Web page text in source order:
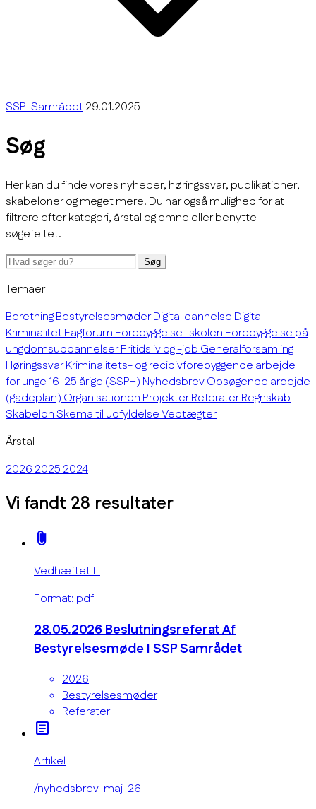
SSP-Samrådet29.01.2025
Søg
Her kan du finde vores nyheder, høringssvar, publikationer,
skabeloner og meget mere. Du har også mulighed for at
filtrere efter kategori, årstal og emne eller benytte
søgefeltet.
Søg
Temaer
BeretningBestyrelsesmøderDigital dannelseDigital
KriminalitetFagforumForebyggelse i skolenForebyggelse på
ungdomsuddannelserFritidsliv og -jobGeneralforsamling
HøringssvarKriminalitets- og recidivforebyggende arbejde
for unge 16-25 årige (SSP+)NyhedsbrevOpsøgende arbejde
(gadeplan)OrganisationenProjekterReferaterRegnskab
SkabelonSkema til udfyldelseVedtægter
Årstal
202620252024
Vi fandt 28 resultater
attach_file
Vedhæftet fil
Format: pdf
28.05.2026 Beslutningsreferat Af
Bestyrelsesmøde I SSP Samrådet
2026
Bestyrelsesmøder
Referater
article
Artikel
/nyhedsbrev-maj-26